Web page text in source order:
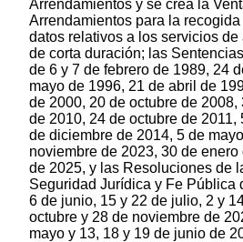
Arrendamientos y se crea la
Arrendamientos para la
datos relativos a los servicios
de corta duración; las
de 6 y 7 de febrero de 1989, 24
mayo de 1996, 21 de abril de
de 2000, 20 de octubre de 2008,
de 2010, 24 de octubre de 2011,
de diciembre de 2014, 5 de
noviembre de 2023, 30 de
de 2025, y las Resoluciones de
Seguridad Jurídica y Fe Pública
6 de junio, 15 y 22 de julio, 2 y
octubre y 28 de noviembre de
mayo y 13, 18 y 19 de junio de